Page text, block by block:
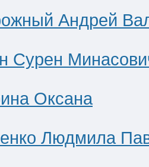
Андрей
Сурен
Оксана
Людмила